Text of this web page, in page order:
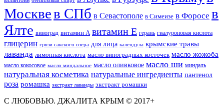
Москвев СПб в Севастополе в Симеизе в Форосе в
Ялте виноград витамин А витамин Е герань гиалуроновая кислота
глицерин грязи сакского озера для лица календула крымские травы
лаванда лимонная кислота масло виноградных косточек масло жожоба
масло кокосовое масло миндальное масло оливковое масло ши миндаль
натуральная косметика натуральные ингредиенты пантенол
роза ромашка экстракт лаванды экстракт ромашки
С ЛЮБОВЬЮ. ДЖАЛИТА КРЫМ © 2017+